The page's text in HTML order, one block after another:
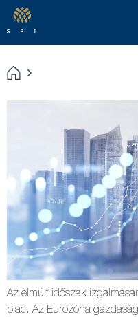
Az elmúlt időszak
piac. Az Eurozóna